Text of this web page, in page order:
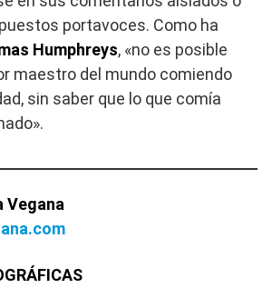
portavoces. Como ha
Humphreys, «no es posible
maestro del mundo comiendo
sin saber que lo que comía
Vegana